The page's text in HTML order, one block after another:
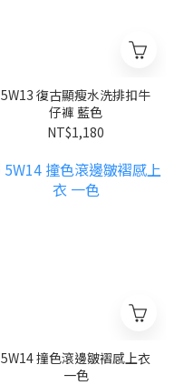
5W13 復古顯瘦水洗排扣牛
仔褲 藍色
NT$1,180
5W14 撞色滾邊皺褶感上衣
一色